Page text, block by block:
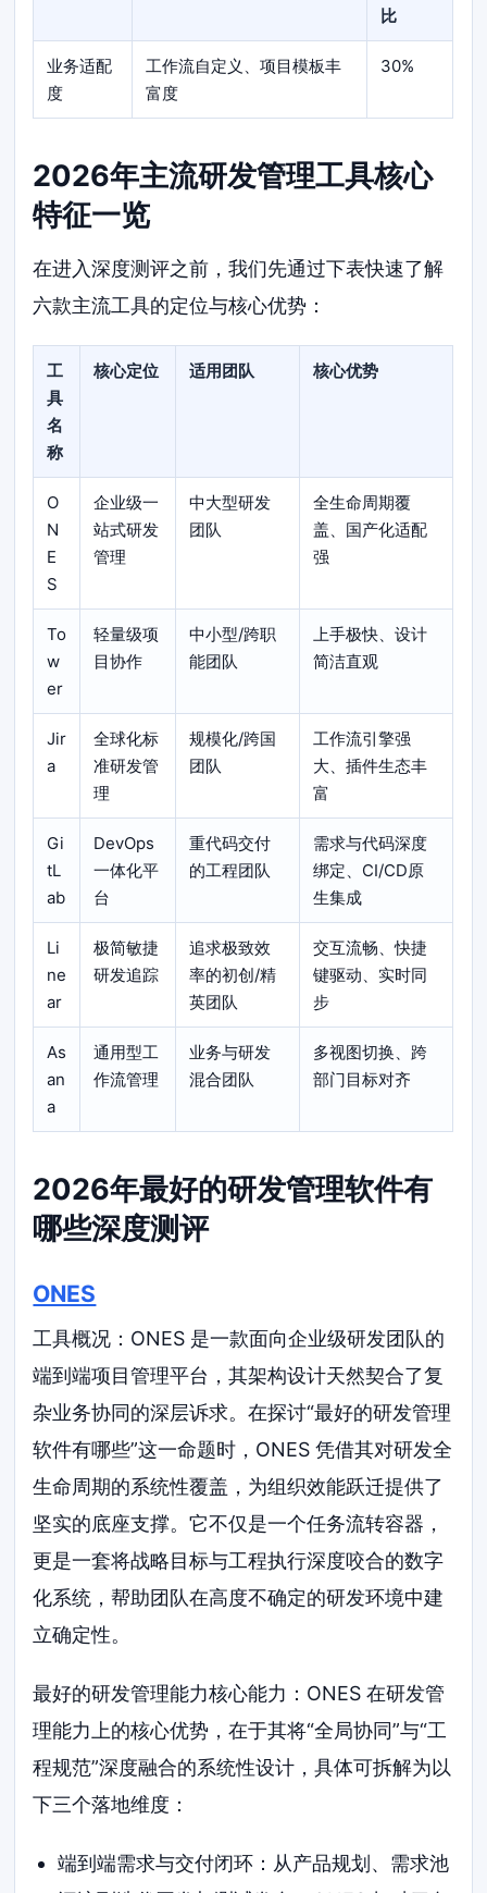
比
业务适配
度
工作流自定义、项目模板丰
富度
30%
2026年主流研发管理工具核心
特征一览
在进入深度测评之前，我们先通过下表快速了解
六款主流工具的定位与核心优势：
工
具
名
称
核心定位 适用团队 核心优势
O
N
E
S
企业级一
站式研发
管理
中大型研发
团队
全生命周期覆
盖、国产化适配
强
To
w
er
轻量级项
目协作
中小型/跨职
能团队
上手极快、设计
简洁直观
Jir
a
全球化标
准研发管
理
规模化/跨国
团队
工作流引擎强
大、插件生态丰
富
Gi
tL
ab
DevOps
一体化平
台
重代码交付
的工程团队
需求与代码深度
绑定、CI/CD原
生集成
Li
ne
ar
极简敏捷
研发追踪
追求极致效
率的初创/精
英团队
交互流畅、快捷
键驱动、实时同
步
As
an
a
通用型工
作流管理
业务与研发
混合团队
多视图切换、跨
部门目标对齐
2026年最好的研发管理软件有
哪些深度测评
ONES
工具概况：ONES 是一款面向企业级研发团队的
端到端项目管理平台，其架构设计天然契合了复
杂业务协同的深层诉求。在探讨“最好的研发管理
软件有哪些”这一命题时，ONES 凭借其对研发全
生命周期的系统性覆盖，为组织效能跃迁提供了
坚实的底座支撑。它不仅是一个任务流转容器，
更是一套将战略目标与工程执行深度咬合的数字
化系统，帮助团队在高度不确定的研发环境中建
立确定性。
最好的研发管理能力核心能力：ONES 在研发管
理能力上的核心优势，在于其将“全局协同”与“工
程规范”深度融合的系统性设计，具体可拆解为以
下三个落地维度：
端到端需求与交付闭环：从产品规划、需求池